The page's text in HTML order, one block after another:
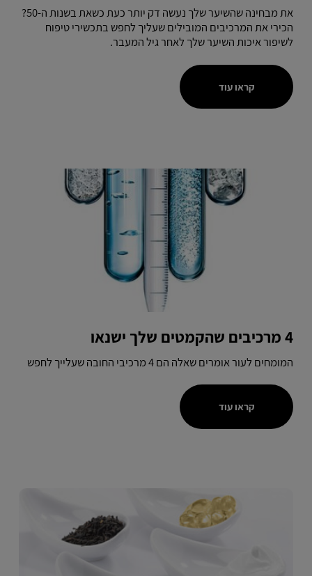
את מבחינה שהשיער שלך נעשה דק יותר כעת כשאת בשנות ה-50?
הכירי את המרכיבים המובילים שעליך לחפש בתכשירי טיפוח
לשיפור איכות השיער שלך לאחר גיל המעבר.
קראו עוד
4 מרכיבים שהקמטים שלך ישנאו
המומחים לעור אומרים שאלה הם 4 מרכיבי החובה שעלייך לחפש
קראו עוד